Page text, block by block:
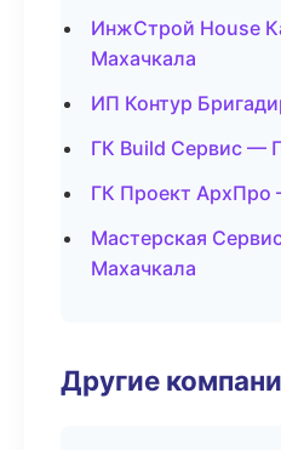
ИнжСтрой House
Махачкала
ИП Контур
ГК Build Сервис —
ГК Проект АрхПро
Мастерская
Махачкала
Другие